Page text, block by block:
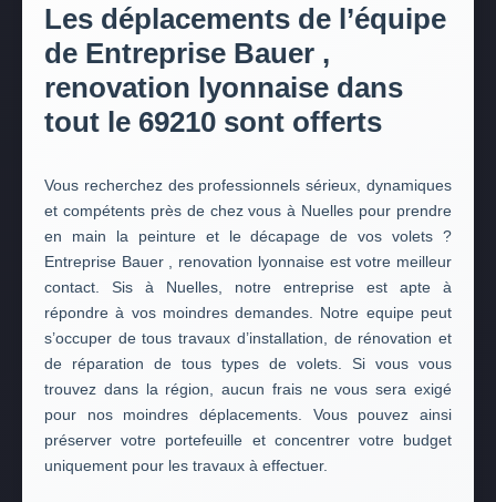
Les déplacements de l’équipe
de Entreprise Bauer ,
renovation lyonnaise dans
tout le 69210 sont offerts
Vous recherchez des professionnels sérieux, dynamiques
et compétents près de chez vous à Nuelles pour prendre
en main la peinture et le décapage de vos volets ?
Entreprise Bauer , renovation lyonnaise est votre meilleur
contact. Sis à Nuelles, notre entreprise est apte à
répondre à vos moindres demandes. Notre equipe peut
s’occuper de tous travaux d’installation, de rénovation et
de réparation de tous types de volets. Si vous vous
trouvez dans la région, aucun frais ne vous sera exigé
pour nos moindres déplacements. Vous pouvez ainsi
préserver votre portefeuille et concentrer votre budget
uniquement pour les travaux à effectuer.